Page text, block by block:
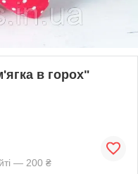
в горох"
— 200 ₴